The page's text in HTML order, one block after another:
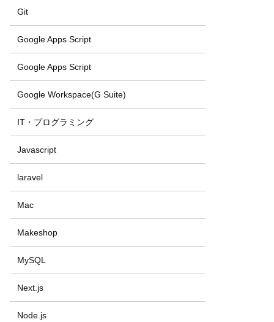
Git
Google Apps Script
Google Apps Script
Google Workspace(G Suite)
IT・プログラミング
Javascript
laravel
Mac
Makeshop
MySQL
Next.js
Node.js